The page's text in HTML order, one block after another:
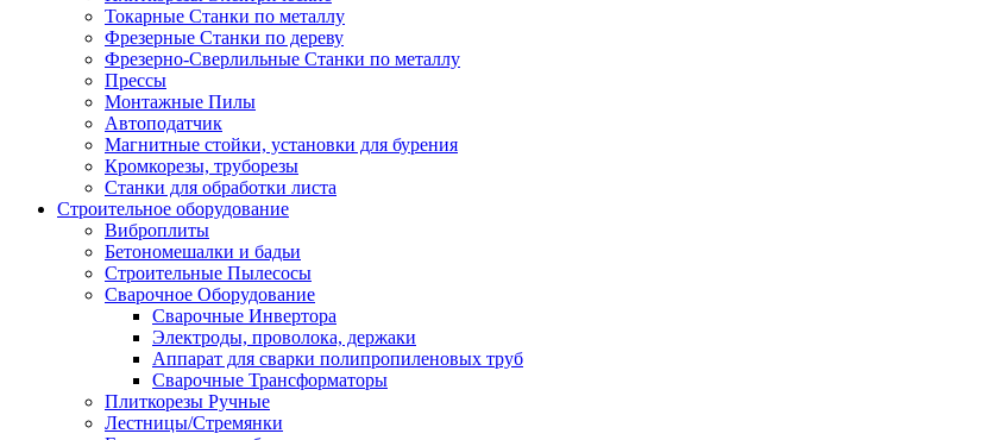
Токарные Станки по металлу
Фрезерные Станки по дереву
Фрезерно-Сверлильные Станки по металлу
Прессы
Монтажные Пилы
Автоподатчик
Магнитные стойки, установки для бурения
Кромкорезы, труборезы
Станки для обработки листа
Строительное оборудование
Виброплиты
Бетономешалки и бадьи
Строительные Пылесосы
Сварочное Оборудование
Сварочные Инвертора
Электроды, проволока, держаки
Аппарат для сварки полипропиленовых труб
Сварочные Трансформаторы
Плиткорезы Ручные
Лестницы/Стремянки